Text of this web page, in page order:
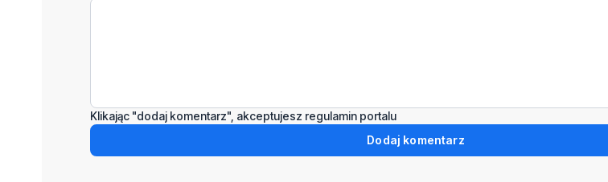
Klikając "dodaj komentarz", akceptujesz regulamin portalu
Dodaj komentarz